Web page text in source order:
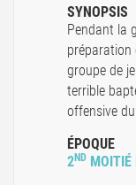
SYNOPSIS
Pendant la
préparation
groupe de
terrible
offensive
ÉPOQUE
2ND MOITIÉ